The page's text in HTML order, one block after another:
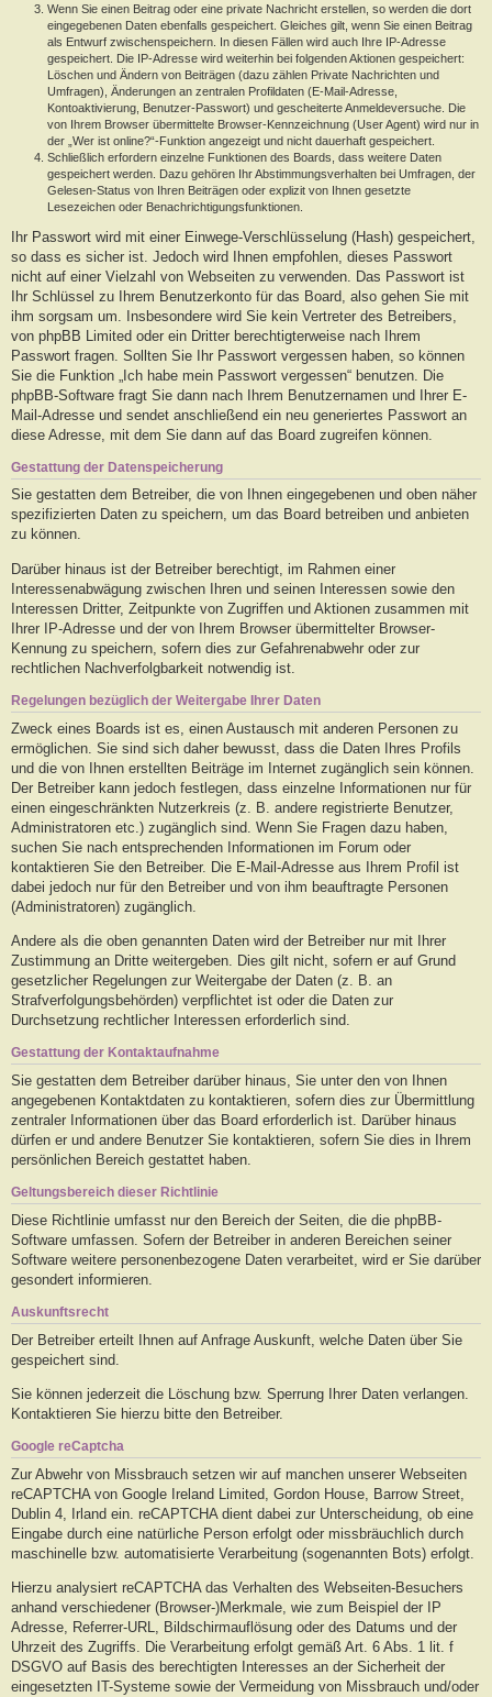
Wenn Sie einen Beitrag oder eine private Nachricht erstellen, so werden die dort
eingegebenen Daten ebenfalls gespeichert. Gleiches gilt, wenn Sie einen Beitrag
als Entwurf zwischenspeichern. In diesen Fällen wird auch Ihre IP-Adresse
gespeichert. Die IP-Adresse wird weiterhin bei folgenden Aktionen gespeichert:
Löschen und Ändern von Beiträgen (dazu zählen Private Nachrichten und
Umfragen), Änderungen an zentralen Profildaten (E-Mail-Adresse,
Kontoaktivierung, Benutzer-Passwort) und gescheiterte Anmeldeversuche. Die
von Ihrem Browser übermittelte Browser-Kennzeichnung (User Agent) wird nur in
der „Wer ist online?“-Funktion angezeigt und nicht dauerhaft gespeichert.
Schließlich erfordern einzelne Funktionen des Boards, dass weitere Daten
gespeichert werden. Dazu gehören Ihr Abstimmungsverhalten bei Umfragen, der
Gelesen-Status von Ihren Beiträgen oder explizit von Ihnen gesetzte
Lesezeichen oder Benachrichtigungsfunktionen.
Ihr Passwort wird mit einer Einwege-Verschlüsselung (Hash) gespeichert,
so dass es sicher ist. Jedoch wird Ihnen empfohlen, dieses Passwort
nicht auf einer Vielzahl von Webseiten zu verwenden. Das Passwort ist
Ihr Schlüssel zu Ihrem Benutzerkonto für das Board, also gehen Sie mit
ihm sorgsam um. Insbesondere wird Sie kein Vertreter des Betreibers,
von phpBB Limited oder ein Dritter berechtigterweise nach Ihrem
Passwort fragen. Sollten Sie Ihr Passwort vergessen haben, so können
Sie die Funktion „Ich habe mein Passwort vergessen“ benutzen. Die
phpBB-Software fragt Sie dann nach Ihrem Benutzernamen und Ihrer E-
Mail-Adresse und sendet anschließend ein neu generiertes Passwort an
diese Adresse, mit dem Sie dann auf das Board zugreifen können.
Gestattung der Datenspeicherung
Sie gestatten dem Betreiber, die von Ihnen eingegebenen und oben näher
spezifizierten Daten zu speichern, um das Board betreiben und anbieten
zu können.
Darüber hinaus ist der Betreiber berechtigt, im Rahmen einer
Interessenabwägung zwischen Ihren und seinen Interessen sowie den
Interessen Dritter, Zeitpunkte von Zugriffen und Aktionen zusammen mit
Ihrer IP-Adresse und der von Ihrem Browser übermittelter Browser-
Kennung zu speichern, sofern dies zur Gefahrenabwehr oder zur
rechtlichen Nachverfolgbarkeit notwendig ist.
Regelungen bezüglich der Weitergabe Ihrer Daten
Zweck eines Boards ist es, einen Austausch mit anderen Personen zu
ermöglichen. Sie sind sich daher bewusst, dass die Daten Ihres Profils
und die von Ihnen erstellten Beiträge im Internet zugänglich sein können.
Der Betreiber kann jedoch festlegen, dass einzelne Informationen nur für
einen eingeschränkten Nutzerkreis (z. B. andere registrierte Benutzer,
Administratoren etc.) zugänglich sind. Wenn Sie Fragen dazu haben,
suchen Sie nach entsprechenden Informationen im Forum oder
kontaktieren Sie den Betreiber. Die E-Mail-Adresse aus Ihrem Profil ist
dabei jedoch nur für den Betreiber und von ihm beauftragte Personen
(Administratoren) zugänglich.
Andere als die oben genannten Daten wird der Betreiber nur mit Ihrer
Zustimmung an Dritte weitergeben. Dies gilt nicht, sofern er auf Grund
gesetzlicher Regelungen zur Weitergabe der Daten (z. B. an
Strafverfolgungsbehörden) verpflichtet ist oder die Daten zur
Durchsetzung rechtlicher Interessen erforderlich sind.
Gestattung der Kontaktaufnahme
Sie gestatten dem Betreiber darüber hinaus, Sie unter den von Ihnen
angegebenen Kontaktdaten zu kontaktieren, sofern dies zur Übermittlung
zentraler Informationen über das Board erforderlich ist. Darüber hinaus
dürfen er und andere Benutzer Sie kontaktieren, sofern Sie dies in Ihrem
persönlichen Bereich gestattet haben.
Geltungsbereich dieser Richtlinie
Diese Richtlinie umfasst nur den Bereich der Seiten, die die phpBB-
Software umfassen. Sofern der Betreiber in anderen Bereichen seiner
Software weitere personenbezogene Daten verarbeitet, wird er Sie darüber
gesondert informieren.
Auskunftsrecht
Der Betreiber erteilt Ihnen auf Anfrage Auskunft, welche Daten über Sie
gespeichert sind.
Sie können jederzeit die Löschung bzw. Sperrung Ihrer Daten verlangen.
Kontaktieren Sie hierzu bitte den Betreiber.
Google reCaptcha
Zur Abwehr von Missbrauch setzen wir auf manchen unserer Webseiten
reCAPTCHA von Google Ireland Limited, Gordon House, Barrow Street,
Dublin 4, Irland ein. reCAPTCHA dient dabei zur Unterscheidung, ob eine
Eingabe durch eine natürliche Person erfolgt oder missbräuchlich durch
maschinelle bzw. automatisierte Verarbeitung (sogenannten Bots) erfolgt.
Hierzu analysiert reCAPTCHA das Verhalten des Webseiten-Besuchers
anhand verschiedener (Browser-)Merkmale, wie zum Beispiel der IP
Adresse, Referrer-URL, Bildschirmauflösung oder des Datums und der
Uhrzeit des Zugriffs. Die Verarbeitung erfolgt gemäß Art. 6 Abs. 1 lit. f
DSGVO auf Basis des berechtigten Interesses an der Sicherheit der
eingesetzten IT-Systeme sowie der Vermeidung von Missbrauch und/oder